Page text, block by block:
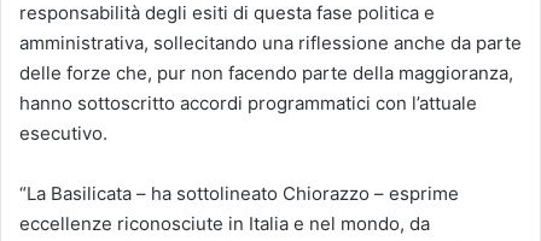
responsabilità degli esiti di questa fase politica e
amministrativa, sollecitando una riflessione anche da parte
delle forze che, pur non facendo parte della maggioranza,
hanno sottoscritto accordi programmatici con l’attuale
esecutivo.
“La Basilicata – ha sottolineato Chiorazzo – esprime
eccellenze riconosciute in Italia e nel mondo, da